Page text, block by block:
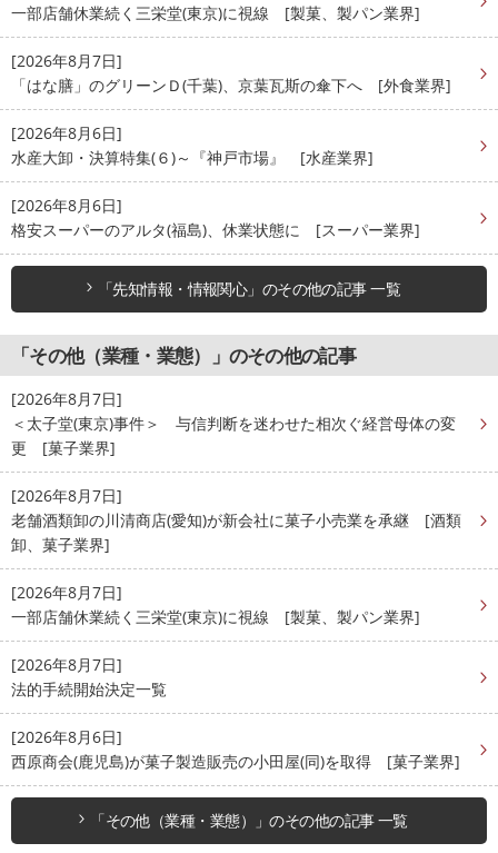
一部店舗休業続く三栄堂(東京)に視線 [製菓、製パン業界]
[2026年8月7日]
「はな膳」のグリーンＤ(千葉)、京葉瓦斯の傘下へ [外食業界]
[2026年8月6日]
水産大卸・決算特集(６)～『神戸市場』 [水産業界]
[2026年8月6日]
格安スーパーのアルタ(福島)、休業状態に [スーパー業界]
「先知情報・情報関心」のその他の記事 一覧
「その他（業種・業態）」のその他の記事
[2026年8月7日]
＜太子堂(東京)事件＞ 与信判断を迷わせた相次ぐ経営母体の変
更 [菓子業界]
[2026年8月7日]
老舗酒類卸の川清商店(愛知)が新会社に菓子小売業を承継 [酒類
卸、菓子業界]
[2026年8月7日]
一部店舗休業続く三栄堂(東京)に視線 [製菓、製パン業界]
[2026年8月7日]
法的手続開始決定一覧
[2026年8月6日]
西原商会(鹿児島)が菓子製造販売の小田屋(同)を取得 [菓子業界]
「その他（業種・業態）」のその他の記事 一覧